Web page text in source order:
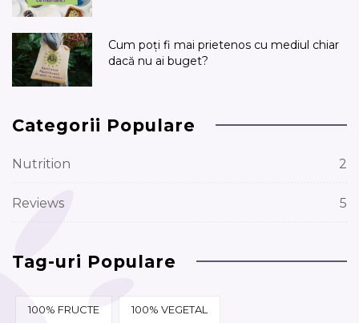
Cum poți fi mai prietenos cu mediul chiar
dacă nu ai buget?
Categorii Populare
Nutrition 2
Reviews 5
Tag-uri Populare
100% FRUCTE 100% VEGETAL